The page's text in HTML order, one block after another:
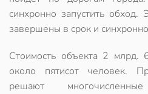
синхронно запустить
завершены в срок и
Стоимость объекта 2 млрд.
около пятисот человек.
решают